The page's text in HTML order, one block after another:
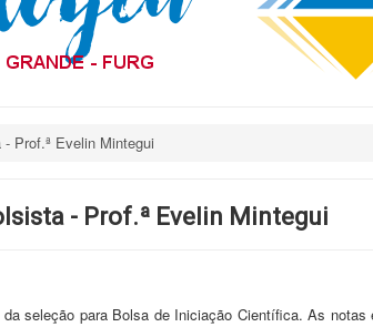
Prof.ª Evelin Mintegui
- Prof.ª Evelin Mintegui
seleção para Bolsa de Iniciação Científica. As notas